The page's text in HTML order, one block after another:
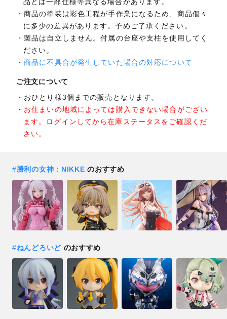
品とは一部仕様等異なる場合があります。
商品の塗装は彩色工程が手作業になるため、商品個々
に多少の差異があります。予めご了承ください。
製品は自立しません。付属の台座や支柱を使用してく
ださい。
商品に不具合が発生していた場合の対応について
ご注文について
おひとり様3個までの販売となります。
お住まいの地域によっては購入できない場合がござい
ます。ログインしてから在庫ステータスをご確認くだ
さい。
#勝利の女神：NIKKE のおすすめ
#ねんどろいどのおすすめ